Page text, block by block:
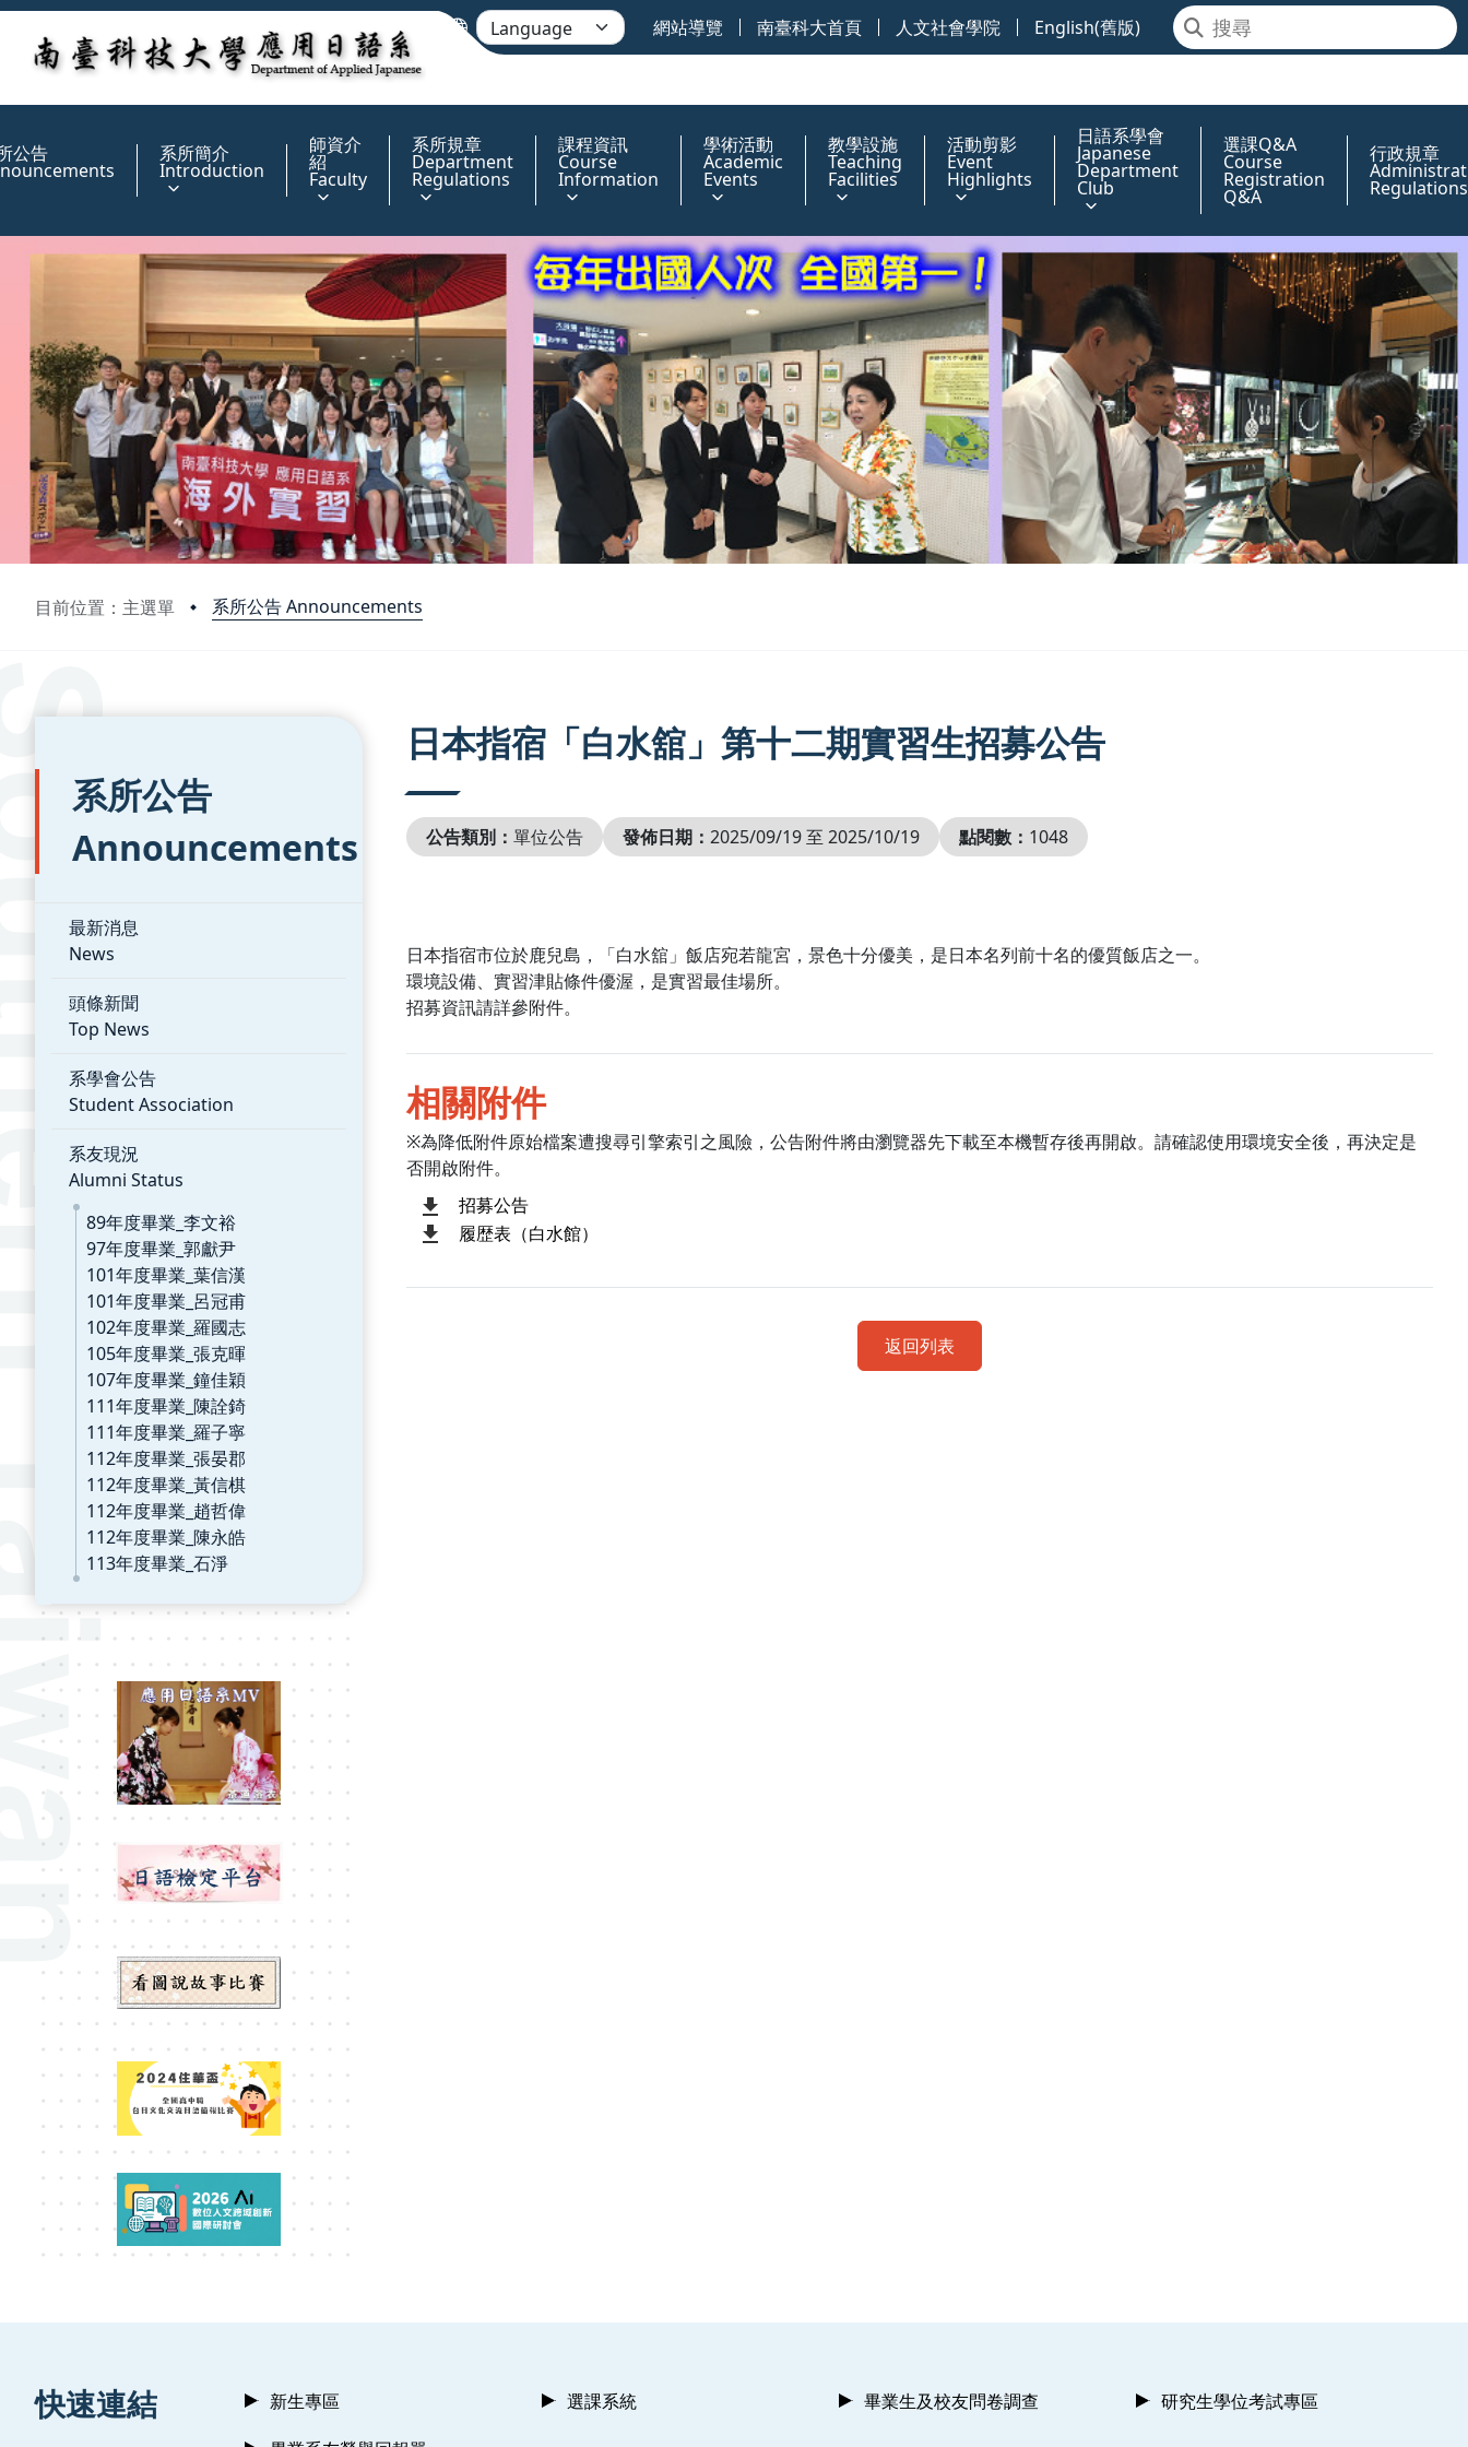
網站導覽 南臺科大首頁 人文社會學院 English(舊版)
公告 系所簡介
Introduction
師資介
紹
Faculty
系所規章
Department
Regulations
課程資訊
Course
Information
學術活動
Academic
Events
教學設施
Teaching
Facilities
活動剪影
Event
Highlights
日語系學會
Japanese
Department
Club
選課Q&A
Course
Registration
Q&A
行政規章
Regulations
目前位置：主選單 系所公告 Announcements
:::
系所公告
Announcements
最新消息
News
頭條新聞
Top News
系學會公告
Student Association
系友現況
Alumni Status
89年度畢業_李文裕
97年度畢業_郭獻尹
101年度畢業_葉信漢
101年度畢業_呂冠甫
102年度畢業_羅國志
105年度畢業_張克暉
107年度畢業_鐘佳穎
111年度畢業_陳詮錡
111年度畢業_羅子寧
112年度畢業_張晏郡
112年度畢業_黃信棋
112年度畢業_趙哲偉
112年度畢業_陳永皓
113年度畢業_石淨
日本指宿「白水舘」第十二期實習生招募公告
公告類別： 單位公告 發佈日期： 2025/09/19 至 2025/10/19 點閱數： 1048
日本指宿市位於鹿兒島，「白水舘」飯店宛若龍宮，景色十分優美，是日本名列前十名的優質飯店之一。
環境設備、實習津貼條件優渥，是實習最佳場所。
招募資訊請詳參附件。
相關附件
※為降低附件原始檔案遭搜尋引擎索引之風險，公告附件將由瀏覽器先下載至本機暫存後再開啟。請確認使用環境安全後，再決定是
否開啟附件。
招募公告
履歴表（白水館）
返回列表
快速連結 新生專區 選課系統 畢業生及校友問卷調查
研究生學位考試專區